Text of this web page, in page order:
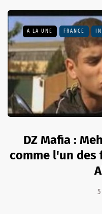
A LA UNE FRANCE
DZ Mafia :
comme l'un des